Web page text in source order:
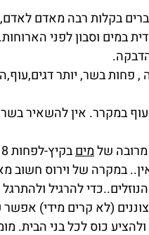
בקלות רבה מאדם
במים וסבון לפני
פחות בשר, יותר
במקרר. אין להשאיר
של מים
במקרה של וירוס חשוב
להרגיל
(לא קרים מידי)